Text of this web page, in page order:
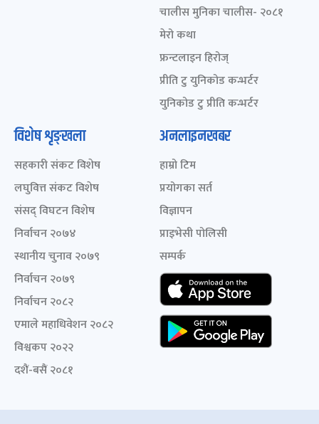
चालीस मुनिका चालीस- २०८१
मेरो कथा
फ्रन्टलाइन हिरोज्
प्रीति टु युनिकोड कन्भर्टर
युनिकोड टु प्रीति कन्भर्टर
विशेष शृङ्खला
सहकारी संकट विशेष
लघुवित्त संकट विशेष
संसद् विघटन विशेष
निर्वाचन २०७४
स्थानीय चुनाव २०७९
निर्वाचन २०७९
निर्वाचन २०८२
एमाले महाधिवेशन २०८२
विश्वकप २०२२
दशैं-बसैं २०८१
अनलाइनखबर
हाम्रो टिम
प्रयोगका सर्त
विज्ञापन
प्राइभेसी पोलिसी
सम्पर्क